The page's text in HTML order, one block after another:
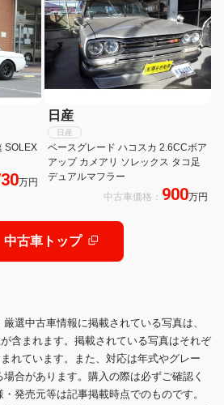
SOLEX
万円
日産
日産
ベースグレード ハコスカ 2.6CCボア
アップ カメアリ ソレックス タコ足
デュアルマフラー
中古車価格： 900万円
中古車トップ
選中古車情報に掲載されている写真は、
含まれます。掲載されている写真はそれぞ
れています。また、対応は年式やグレー
合があります。購入の際は必ずご確認く
発売元等は記事掲載時点でのものです。